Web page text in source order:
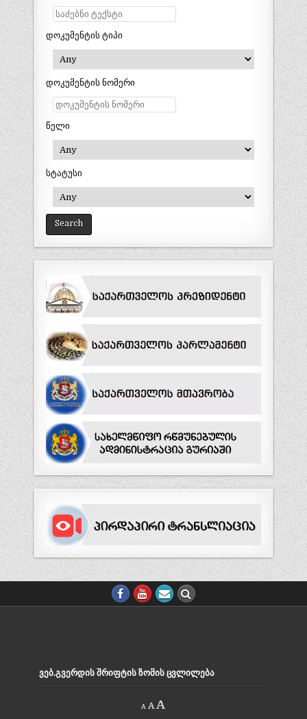
დოკუმენტის ტიპი
დოკუმენტის ნომერი
წელი
სტატუსი
ᲕᲔᲑ.ᲒᲕᲔᲠᲓᲘᲡ ᲨᲠᲘᲤᲢᲘᲡ ᲖᲝᲛᲘᲡ ᲪᲕᲚᲘᲚᲔᲑᲐ
A
Decrease
font
A Reset
A